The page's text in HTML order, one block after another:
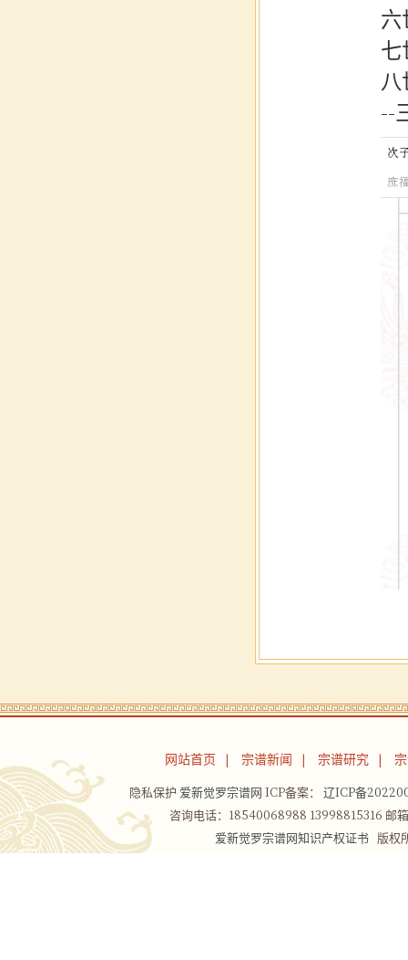
六
七
--
网站首页 宗谱新闻 宗谱研究
隐私保护 爱新觉罗宗谱网 ICP备案： 辽ICP备
咨询电话：18540068988 13998815316
爱新觉罗宗谱网知识产权证书版权